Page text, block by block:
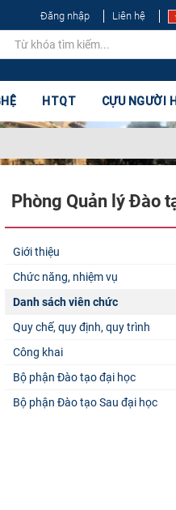
Đăng nhập Liên hệ
HTQT CỰU NGƯỜI
Phòng Quản lý Đào
Giới thiệu
Chức năng, nhiệm vụ
Danh sách viên chức
Quy chế, quy định, quy trình
Công khai
Bộ phận Đào tạo đại học
Bộ phận Đào tạo Sau đại học